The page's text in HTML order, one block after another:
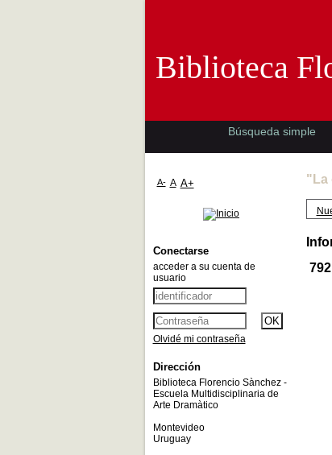
"La
Biblioteca
Búsqueda simple
A- A A+
Conectarse
acceder a su cuenta de
usuario
Olvidé mi contraseña
Dirección
Biblioteca Florencio Sànchez -
Escuela Multidisciplinaria de
Arte Dramàtico
Montevideo
Uruguay